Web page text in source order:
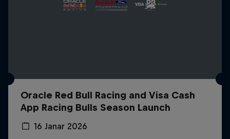
Oracle Red Bull Racing and Visa Cash
App Racing Bulls Season Launch
16 Janar 2026